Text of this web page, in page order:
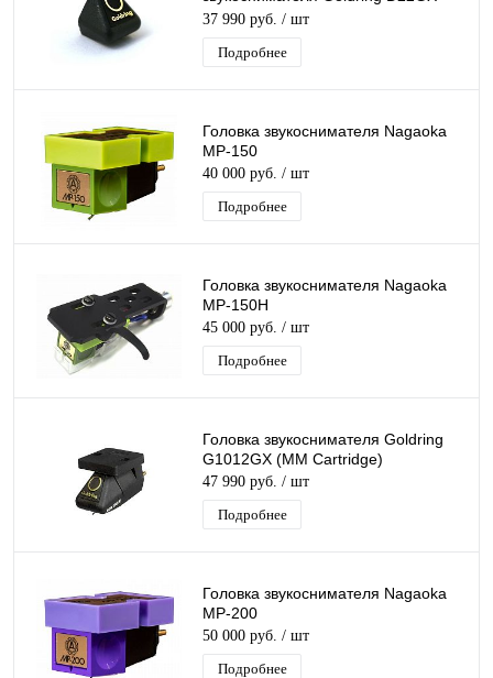
Stylus (1020/1022/GX) GL0155M
37 990 руб. / шт
Подробнее
Головка звукоснимателя Nagaoka
MP-150
40 000 руб. / шт
Подробнее
Головка звукоснимателя Nagaoka
MP-150H
45 000 руб. / шт
Подробнее
Головка звукоснимателя Goldring
G1012GX (MM Cartridge)
47 990 руб. / шт
Подробнее
Головка звукоснимателя Nagaoka
MP-200
50 000 руб. / шт
Подробнее